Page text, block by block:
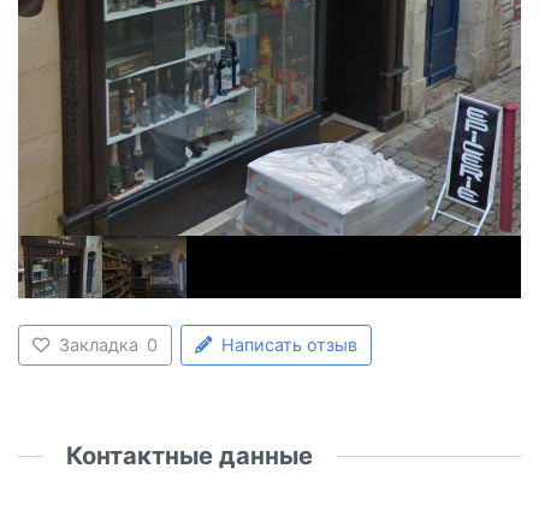
Закладка 0 Написать отзыв
Контактные данные